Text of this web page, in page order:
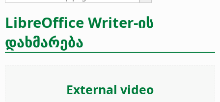
LibreOffice Writer-ის
დახმარება
External video